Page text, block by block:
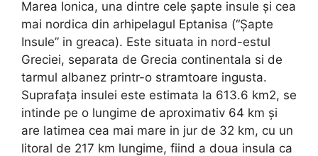
Marea Ionica, una dintre cele şapte insule şi cea
mai nordica din arhipelagul Eptanisa (“Şapte
Insule” in greaca). Este situata in nord-estul
Greciei, separata de Grecia continentala si de
tarmul albanez printr-o stramtoare ingusta.
Suprafaţa insulei este estimata la 613.6 km2, se
intinde pe o lungime de aproximativ 64 km şi
are latimea cea mai mare in jur de 32 km, cu un
litoral de 217 km lungime, fiind a doua insula ca